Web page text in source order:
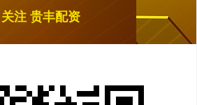
关注 贵丰配资